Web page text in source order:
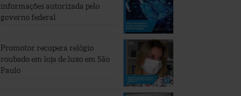
informações autorizada pelo
governo federal
Promotor recupera relógio
roubado em loja de luxo em São
Paulo